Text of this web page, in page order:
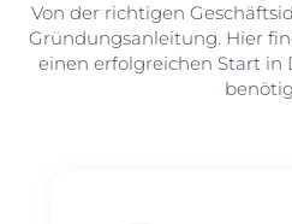
Von der richtigen
Gründungsanleitung. Hier
einen erfolgreichen Start in